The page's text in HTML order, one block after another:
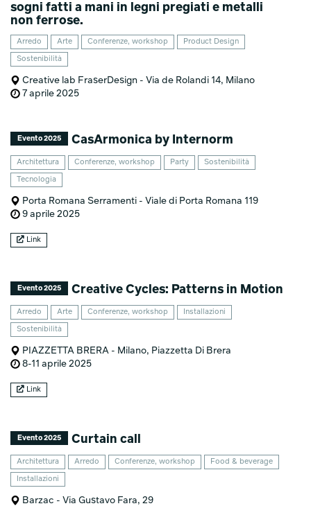
sogni fatti a mani in legni pregiati e metalli
non ferrose.
Arredo Arte Conferenze, workshop Product Design
Sostenibilità
Creative lab FraserDesign - Via de Rolandi 14, Milano
7 aprile 2025
Evento 2025 CasArmonica by Internorm
Architettura Conferenze, workshop Party Sostenibilità
Tecnologia
Porta Romana Serramenti - Viale di Porta Romana 119
9 aprile 2025
Link
Evento 2025 Creative Cycles: Patterns in Motion
Arredo Arte Conferenze, workshop Installazioni
Sostenibilità
PIAZZETTA BRERA - Milano, Piazzetta Di Brera
8-11 aprile 2025
Link
Evento 2025 Curtain call
Architettura Arredo Conferenze, workshop Food & beverage
Installazioni
Barzac - Via Gustavo Fara, 29